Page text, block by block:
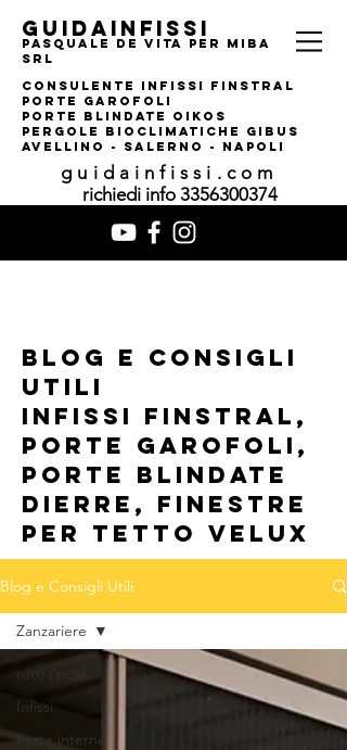
guidainfissi
pasquale de vita per MIBA
srl
consulente infissi finstral
porte garofoli
PORTE BLINDATE OIKOS
pERGOLE bIOCLIMATI CHE gIBUS
AVELLINO - SALERNO - NAPOLI
guidainfissi.com
richiedi info 3356300374
Blog e consigli
utili
infissi finstral,
porte garofoli,
porte blindate
dierre, finestre
per tetto velux
Blog e Consigli Utili
tutti i post
Infissi
Porte interne
Zanzariere